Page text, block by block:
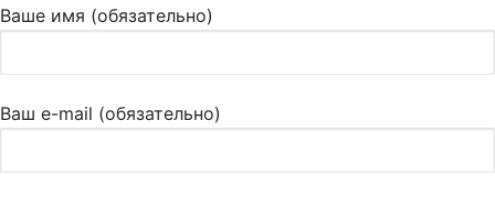
Ваше имя (обязательно)
Ваш e-mail (обязательно)